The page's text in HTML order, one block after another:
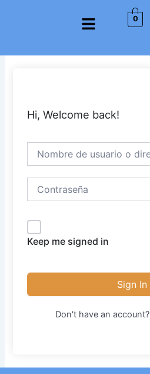
Menú 0
Hi, Welcome back!
Keep me signed in
Sign In
Don't have an account?